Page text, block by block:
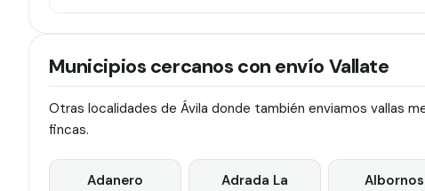
Municipios cercanos con envío Vallate
Otras localidades de Ávila donde también enviamos vallas
fincas.
Adanero Adrada La Albornos